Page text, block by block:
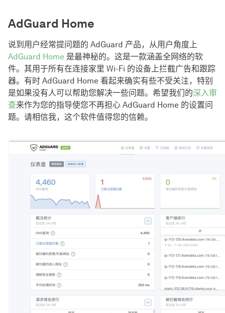
AdGuard Home
说到用户经常提问题的 AdGuard 产品，从用户角度上
AdGuard Home 是最神秘的。这是一款涵盖全网络的软
件。其用于所有在连接家里 Wi-Fi 的设备上拦截广告和跟踪
器。有时 AdGuard Home 看起来确实有些不受关注，特别
是如果没有人可以帮助您解决一些问题。希望我们的深入审
查来作为您的指导使您不再担心 AdGuard Home 的设置问
题。请相信我，这个软件值得您的信赖。